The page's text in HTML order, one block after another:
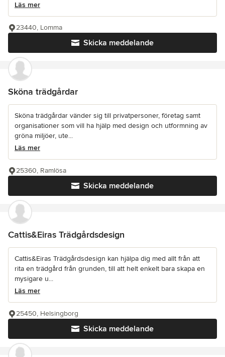
Läs mer
Skicka meddelande
23440, Lomma
Sköna trädgårdar
Sköna trädgårdar vänder sig till privatpersoner, företag samt
organisationer som vill ha hjälp med design och utformning av
gröna miljöer, ute...
Läs mer
Skicka meddelande
25360, Ramlösa
Cattis&Eiras Trädgårdsdesign
Cattis&Eiras Trädgårdsdesign kan hjälpa dig med allt från att
rita en trädgård från grunden, till att helt enkelt bara skapa en
mysigare u...
Läs mer
Skicka meddelande
25450, Helsingborg